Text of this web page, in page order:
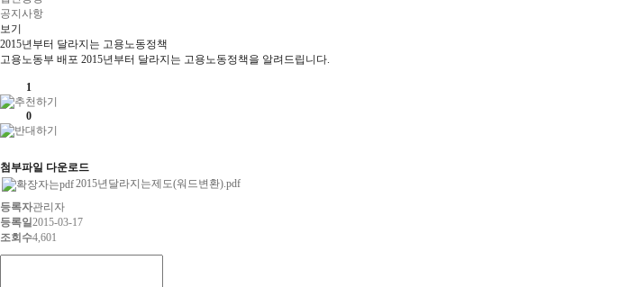
공지사항
보기
2015년부터 달라지는 고용노동정책
고용노동부 배포 2015년부터 달라지는 고용노동정책을 알려드립니다.
1
0
첨부파일 다운로드
2015년달라지는제도(워드변환).pdf
등록자관리자
등록일2015-03-17
조회수4,601